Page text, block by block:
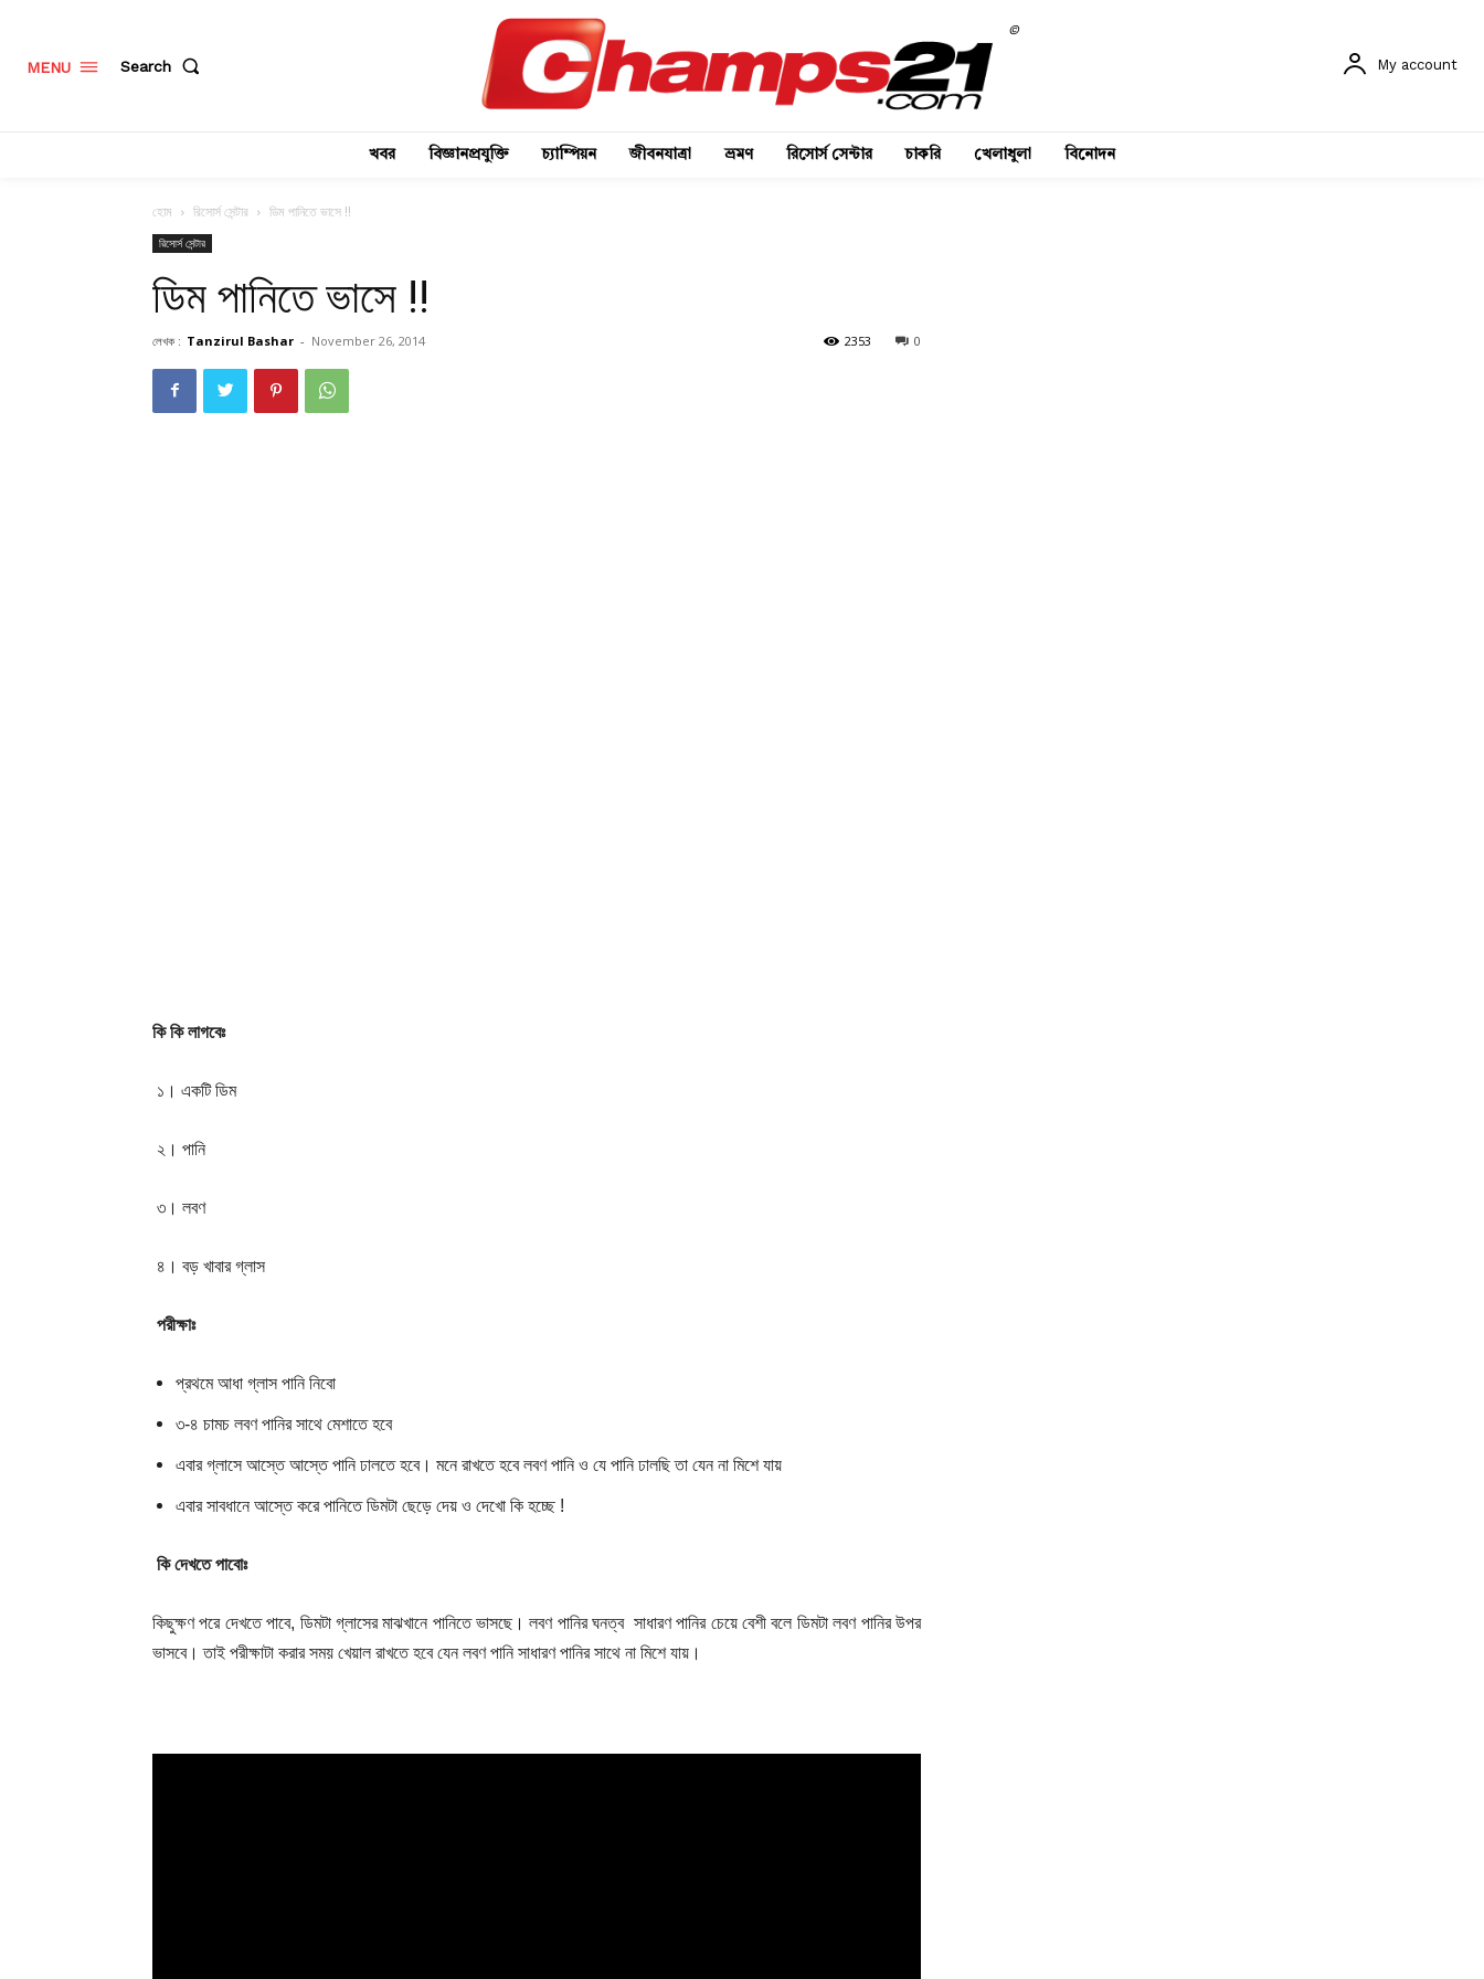
MENU Search
©
My account
খবর বিজ্ঞানপ্রযুক্তি চ্যাম্পিয়ন জীবনযাত্রা ভ্রমণ রিসোর্স সেন্টার চাকরি খেলাধুলা বিনোদন
হোম রিসোর্স সেন্টার ডিম পানিতে ভাসে !!
রিসোর্স সেন্টার
ডিম পানিতে ভাসে !!
লেখক : Tanzirul Bashar - November 26, 2014 0
2353
কি কি লাগবেঃ
১। একটি ডিম
২। পানি
৩। লবণ
৪। বড় খাবার গ্লাস
পরীক্ষাঃ
প্রথমে আধা গ্লাস পানি নিবো
৩-৪ চামচ লবণ পানির সাথে মেশাতে হবে
এবার গ্লাসে আস্তে আস্তে পানি ঢালতে হবে। মনে রাখতে হবে লবণ পানি ও যে পানি ঢালছি তা যেন না মিশে যায়
এবার সাবধানে আস্তে করে পানিতে ডিমটা ছেড়ে দেয় ও দেখো কি হচ্ছে !
কি দেখতে পাবোঃ
কিছুক্ষণ পরে দেখতে পাবে, ডিমটা গ্লাসের মাঝখানে পানিতে ভাসছে। লবণ পানির ঘনত্ব সাধারণ পানির চেয়ে বেশী বলে ডিমটা লবণ পানির উপর
ভাসবে। তাই পরীক্ষাটা করার সময় খেয়াল রাখতে হবে যেন লবণ পানি সাধারণ পানির সাথে না মিশে যায়।